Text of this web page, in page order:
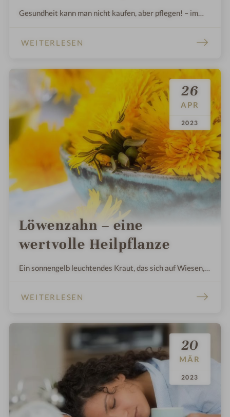
Gesundheit kann man nicht kaufen, aber pflegen! – im
Bayern.
WEITERLESEN
Löwenzahn – eine
wertvolle Heilpflanze
26
APR
2023
Ein sonnengelb leuchtendes Kraut, das sich auf Wiesen,
Leben erobert.
WEITERLESEN
20
MÄR
2023